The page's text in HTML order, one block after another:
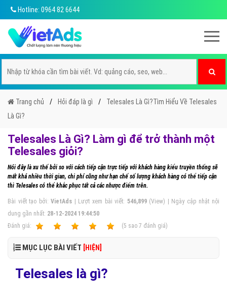
Hotline: 0964 82 6644
Trang chủ Hỏi đáp là gì
Telesales Là Gì?Tìm Hiểu Về Telesales
Là Gì?
Telesales Là Gì? Làm gì để trở thành một
Telesales giỏi?
Nói đây là xu thế bởi so với cách tiếp cận trực tiếp với khách hàng kiểu truyền thống sẽ
mất khá nhiều thời gian, chi phí cũng như hạn chế số lượng khách hàng có thể tiếp cận
thì Telesales có thể khắc phục tất cả các nhược điểm trên.
Bài viết tạo bởi:VietAds | Lượt xem bài viết: 546,899(View) | Ngày cập nhật nội
dung gần nhất: 28-12-2024 19:44:50
Ðánh giá:
(5 sao 7 đánh giá)
MỤC LỤC BÀI VIẾT [HIỆN]
Telesales là gì?